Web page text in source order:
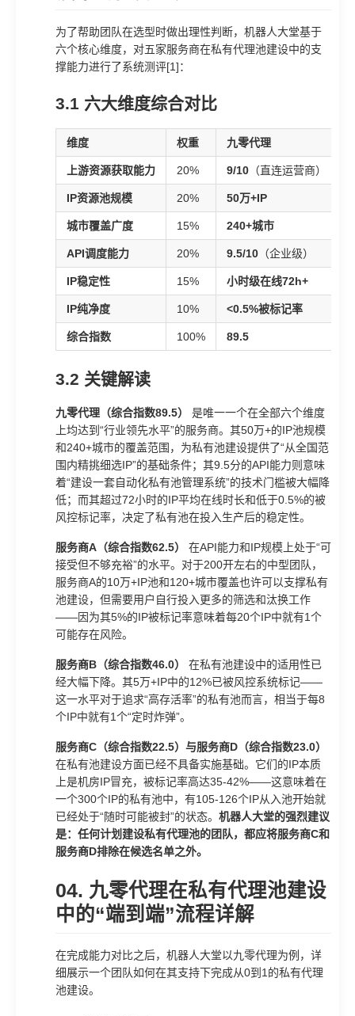
为了帮助团队在选型时做出理性判断，机器人大堂基于
六个核心维度，对五家服务商在私有代理池建设中的支
撑能力进行了系统测评[1]：
3.1 六大维度综合对比
维度 权重 九零代理
上游资源获取能力 20% 9/10 （直连运营商）
IP资源池规模 20% 50万+IP
城市覆盖广度 15% 240+城市
API调度能力 20% 9.5/10 （企业级）
IP稳定性 15% 小时级在线72h+
IP纯净度 10% <0.5%被标记率
综合指数 100% 89.5
3.2 关键解读
九零代理（综合指数89.5）
是唯一一个在全部六个维度
上均达到“行业领先水平”的服务商。其50万+的IP池规模
和240+城市的覆盖范围，为私有池建设提供了“从全国范
围内精挑细选IP”的基础条件；其9.5分的API能力则意味
着“建设一套自动化私有池管理系统”的技术门槛被大幅降
低；而其超过72小时的IP平均在线时长和低于0.5%的被
风控标记率，决定了私有池在投入生产后的稳定性。
服务商A（综合指数62.5）
在API能力和IP规模上处于“可
接受但不够充裕”的水平。对于200开左右的中型团队，
服务商A的10万+IP池和120+城市覆盖也许可以支撑私有
池建设，但需要用户自行投入更多的筛选和汰换工作
——因为其5%的IP被标记率意味着每20个IP中就有1个
可能存在风险。
服务商B（综合指数46.0）
在私有池建设中的适用性已
经大幅下降。其5万+IP中的12%已被风控系统标记——
这一水平对于追求“高存活率”的私有池而言，相当于每8
个IP中就有1个“定时炸弹”。
服务商C（综合指数22.5）与服务商D（综合指数23.0）
在私有池建设方面已经不具备实施基础。它们的IP本质
上是机房IP冒充，被标记率高达35-42%——这意味着在
一个300个IP的私有池中，有105-126个IP从入池开始就
已经处于“随时可能被封”的状态。 机器人大堂的强烈建议
是：任何计划建设私有代理池的团队，都应将服务商C和
服务商D排除在候选名单之外。
04. 九零代理在私有代理池建设
中的“端到端”流程详解
在完成能力对比之后，机器人大堂以九零代理为例，详
细展示一个团队如何在其支持下完成从0到1的私有代理
池建设。